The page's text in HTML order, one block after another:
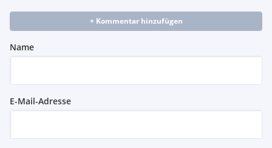
+ Kommentar hinzufügen
Name
E-Mail-Adresse